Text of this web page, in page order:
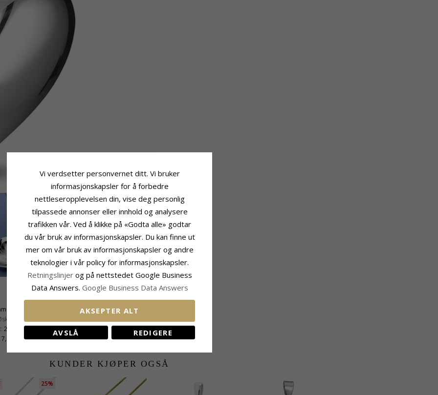
22,6 mm
20,9 mm
7,8 mm
Leveringstid
Leveringstid:
KUNDER KJØPER OGSÅ
25%
Vi verdsetter personvernet ditt. Vi bruker
informasjonskapsler for å forbedre
nettleseropplevelsen din, vise deg personlig
tilpassede annonser eller innhold og analysere
trafikken vår. Ved å klikke på «Godta alle» godtar
du vår bruk av informasjonskapsler. Du kan finne ut
mer om vår bruk av informasjonskapsler og andre
teknologier i vår policy for informasjonskapsler.
Retningslinjer og på nettstedet Google Business
Data Answers. Google Business Data Answers
AKSEPTER ALT
AVSLÅ REDIGERE